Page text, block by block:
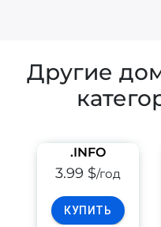
Другие
.INFO
3.99 $/год
КУПИТЬ